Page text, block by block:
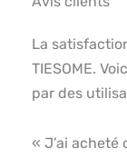
La
TIESOME.
par des
« J’ai acheté